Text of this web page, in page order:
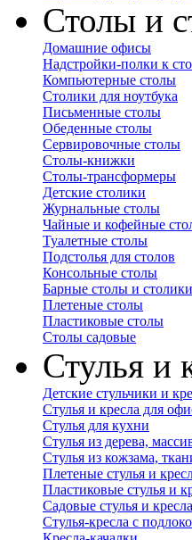
Столы и
Домашние офисы
Надстройки-полки к
Компьютерные столы
Столики для ноутбука
Письменные столы
Обеденные столы
Сервировочные столы
Столы-книжки
Столы-трансформеры
Детские столики
Журнальные столы
Чайные и кофейные
Туалетные столы
Подстолья для столов
Консольные столы
Барные столы и столики
Плетеные столы
Пластиковые столы
Столы садовые
Стулья и
Детские стульчики и
Стулья и кресла для
Стулья для кухни
Стулья из дерева,
Стулья из кожзама,
Плетеные стулья и
Пластиковые стулья и
Садовые стулья и кресла
Стулья-кресла с